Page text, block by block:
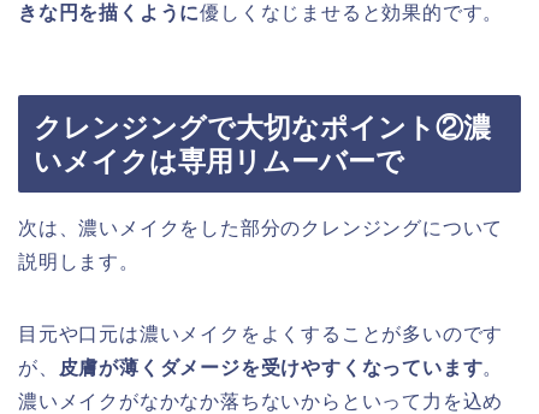
きな円を描くように優しくなじませると効果的です。
クレンジングで大切なポイント②濃
いメイクは専用リムーバーで
次は、濃いメイクをした部分のクレンジングについて
説明します。
目元や口元は濃いメイクをよくすることが多いのです
が、
皮膚が薄くダメージを受けやすくなっています。
濃いメイクがなかなか落ちないからといって力を込め